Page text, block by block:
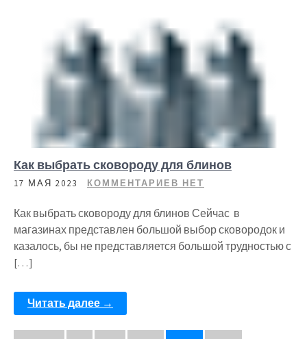
Как выбрать сковороду для блинов
17 МАЯ 2023 КОММЕНТАРИЕВ НЕТ
Как выбрать сковороду для блинов Сейчас в
магазинах представлен большой выбор сковородок и
казалось, бы не представляется большой трудностью с
[…]
Читать далее →